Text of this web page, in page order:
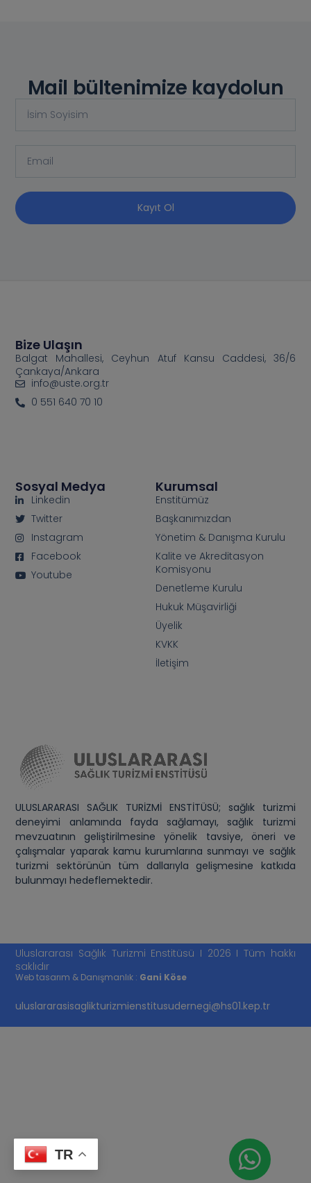
Mail bültenimize kaydolun
Kayıt Ol
ULUSLARARASI SAĞLIK TURİZMİ ENSTİTÜSÜ; sağlık turizmi
deneyimi anlamında fayda sağlamayı, sağlık turizmi
mevzuatının geliştirilmesine yönelik tavsiye, öneri ve
çalışmalar yaparak kamu kurumlarına sunmayı ve sağlık
turizmi sektörünün tüm dallarıyla gelişmesine katkıda
bulunmayı hedeflemektedir.
Kurumsal
Enstitümüz
Başkanımızdan
Yönetim & Danışma Kurulu
Kalite ve Akreditasyon
Komisyonu
Denetleme Kurulu
Hukuk Müşavirliği
Üyelik
KVKK
İletişim
Sosyal Medya
Linkedin
Twitter
Instagram
Facebook
Youtube
Bize Ulaşın
Balgat Mahallesi, Ceyhun Atuf Kansu Caddesi, 36/6
Çankaya/Ankara
info@uste.org.tr
0 551 640 70 10
Uluslararası Sağlık Turizmi Enstitüsü I 2026 I Tüm hakkı
saklıdır
Web tasarım & Danışmanlık : Gani Köse
uluslararasisaglikturizmienstitusudernegi@hs01.kep.tr
TR